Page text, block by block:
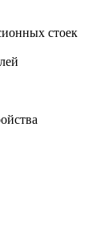
стоек